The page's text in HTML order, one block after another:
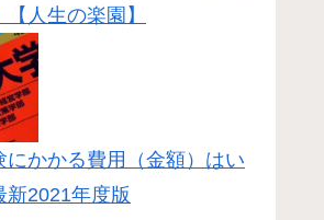
人生の楽園】
にかかる費用（金額）はい
新2021年度版